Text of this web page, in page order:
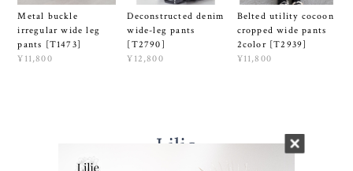
Metal buckle
irregular wide leg
pants [T1473]
¥11,800
Deconstructed denim
wide-leg pants
[T2790]
¥12,800
Belted utility cocoon
cropped wide pants
2color [T2939]
¥11,800